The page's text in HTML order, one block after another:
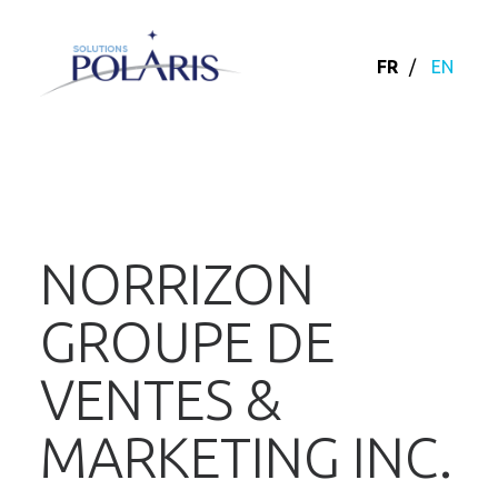
FR / EN
NORRIZON
GROUPE DE
VENTES &
MARKETING INC.